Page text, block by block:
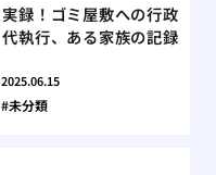
実録！ゴミ屋敷への行政
代執行、ある家族の記録
2025.06.15
未分類